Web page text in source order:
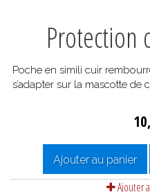
Protection
Poche en simili cuir
s’adapter sur la mascotte de
Ajouter au panier
Ajouter